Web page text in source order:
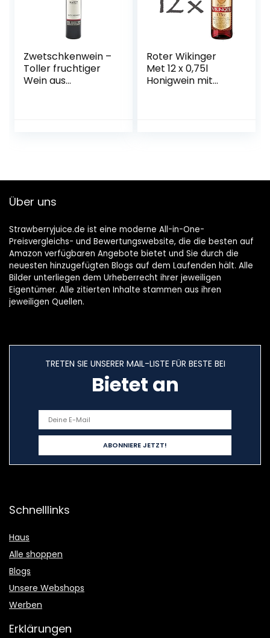
Zwetschkenwein –
Toller fruchtiger
Wein aus
Roter Wikinger
Met 12 x 0,75l
Honigwein mit
Über uns
Strawberryjuice.de ist eine moderne All-in-One-
Preisvergleichs- und Bewertungswebsite, die die besten auf
Amazon verfügbaren Angebote bietet und Sie durch die
neuesten hinzugefügten Blogs auf dem Laufenden hält. Alle
Bilder unterliegen dem Urheberrecht ihrer jeweiligen
Eigentümer. Alle zitierten Inhalte stammen aus ihren
jeweiligen Quellen.
TRETEN SIE UNSERER MAIL-LISTE FÜR BESTE BEI
Bietet an
Schnelllinks
Haus
Alle shoppen
Blogs
Unsere Webshops
Werben
Erklärungen